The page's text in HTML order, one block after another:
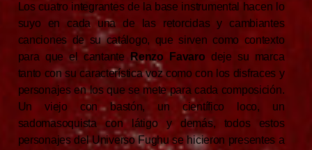
Los cuatro integrantes de la base instrumental hacen lo
suyo en cada una de las retorcidas y cambiantes
canciones de su catálogo, que sirven como contexto
para que el cantante
Renzo Favaro deje su marca
tanto con su característica voz como con los disfraces y
personajes en los que se mete para cada composición.
Un viejo con bastón, un científico loco, un
sadomasoquista con látigo y demás, todos estos
personajes del Universo Fughu se hicieron presentes a